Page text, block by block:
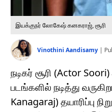
இயக்குநர் லோகேஷ் கனகராஜ், சூரி
Vinothini Aandisamy |
நடிகர் சூரி (Actor
படங்களில் நடித்து
Kanagaraj) தயாரிப்பு